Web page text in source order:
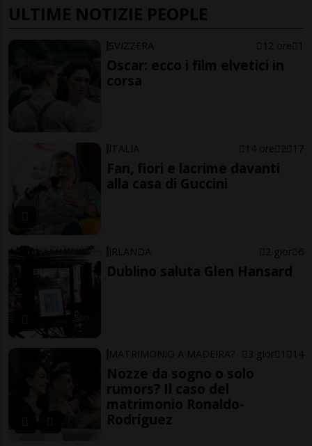
ULTIME NOTIZIE PEOPLE
SVIZZERA 12 ore 1
Oscar: ecco i film elvetici in
corsa
ITALIA 14 ore 2 17
Fan, fiori e lacrime davanti
alla casa di Guccini
IRLANDA 2 gior 6
Dublino saluta Glen Hansard
MATRIMONIO A MADEIRA? 3 gior 1 14
Nozze da sogno o solo
rumors? Il caso del
matrimonio Ronaldo-
Rodríguez